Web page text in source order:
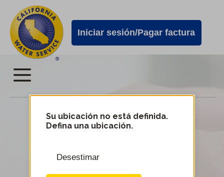
directamente
contenido
principal
Alertas
de
Cal
Water
Iniciar sesión/Pagar factura
Menú
Menú
servicio
2024 Plan de mejora de la
infraestructura
Su ubicación no está definida.
Defina una ubicación.
Desestimar